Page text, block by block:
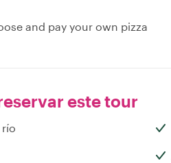
and pay your own pizza
este tour
río